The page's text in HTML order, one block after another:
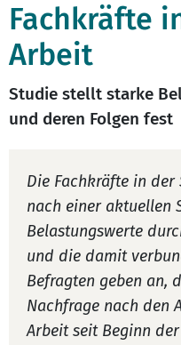
Fachkräfte
Arbeit
Studie stellt starke
und deren Folgen fest
Die Fachkräfte in der
nach einer aktuellen
Belastungswerte
und die damit
Befragten geben an,
Nachfrage nach den
Arbeit seit Beginn